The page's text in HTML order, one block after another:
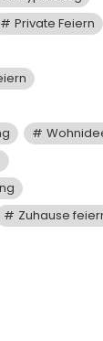
Private Feiern
Zuhause